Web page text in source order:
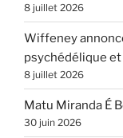
8 juillet 2026
Wiffeney
psychédélique
8 juillet 2026
Matu Miranda É
30 juin 2026